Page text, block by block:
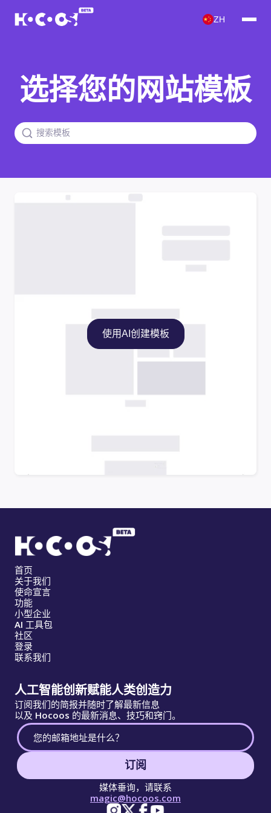
ZH
选择您的网站模板
使用AI创建模板
首页
关于我们
使命宣言
功能
小型企业
AI 工具包
社区
登录
联系我们
人工智能创新赋能人类创造力
订阅我们的简报并随时了解最新信息
以及 Hocoos 的最新消息、技巧和窍门。
订阅
媒体垂询，请联系
magic@hocoos.com